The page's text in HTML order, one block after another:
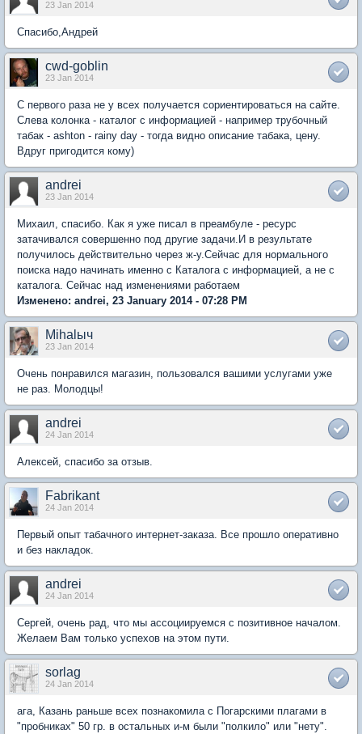
23 Jan 2014
Спасибо,Андрей
cwd-goblin
23 Jan 2014
С первого раза не у всех получается сориентироваться на сайте.
Слева колонка - каталог с информацией - например трубочный
табак - ashton - rainy day - тогда видно описание табака, цену.
Вдруг пригодится кому)
andrei
23 Jan 2014
Михаил, спасибо. Как я уже писал в преамбуле - ресурс
затачивался совершенно под другие задачи.И в результате
получилось действительно через ж-у.Сейчас для нормального
поиска надо начинать именно с Каталога с информацией, а не с
каталога. Сейчас над изменениями работаем
Изменено: andrei, 23 January 2014 - 07:28 PM
Mihalыч
23 Jan 2014
Очень понравился магазин, пользовался вашими услугами уже
не раз. Молодцы!
andrei
24 Jan 2014
Алексей, спасибо за отзыв.
Fabrikant
24 Jan 2014
Первый опыт табачного интернет-заказа. Все прошло оперативно
и без накладок.
andrei
24 Jan 2014
Сергей, очень рад, что мы ассоциируемся с позитивное началом.
Желаем Вам только успехов на этом пути.
sorlag
24 Jan 2014
ага, Казань раньше всех познакомила с Погарскими плагами в
"пробниках" 50 гр. в остальных и-м были "полкило" или "нету".